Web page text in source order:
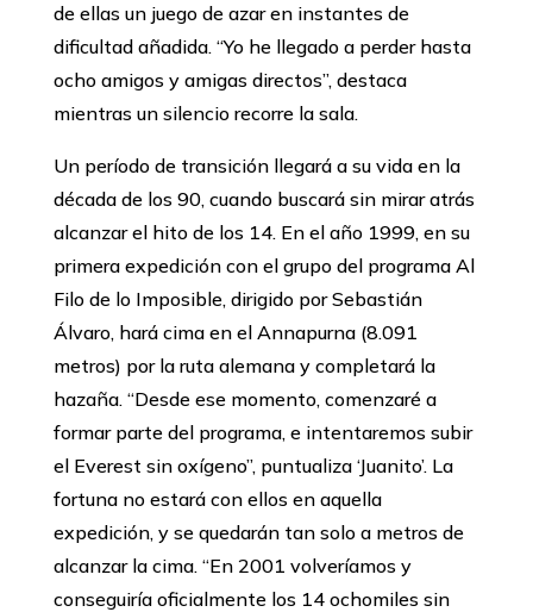
de ellas un juego de azar en instantes de
dificultad añadida. ‘‘Yo he llegado a perder hasta
ocho amigos y amigas directos’’, destaca
mientras un silencio recorre la sala.
Un período de transición llegará a su vida en la
década de los 90, cuando buscará sin mirar atrás
alcanzar el hito de los 14. En el año 1999, en su
primera expedición con el grupo del programa Al
Filo de lo Imposible, dirigido por Sebastián
Álvaro, hará cima en el Annapurna (8.091
metros) por la ruta alemana y completará la
hazaña. ‘‘Desde ese momento, comenzaré a
formar parte del programa, e intentaremos subir
el Everest sin oxígeno’’, puntualiza ‘Juanito’. La
fortuna no estará con ellos en aquella
expedición, y se quedarán tan solo a metros de
alcanzar la cima. ‘‘En 2001 volveríamos y
conseguiría oficialmente los 14 ochomiles sin